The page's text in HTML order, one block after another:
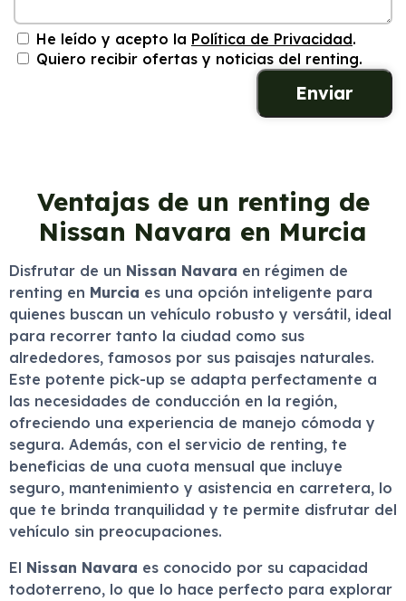
He leído y acepto la Política de Privacidad.
Quiero recibir ofertas y noticias del renting.
Ventajas de un renting de
Nissan Navara en Murcia
Disfrutar de un Nissan Navara en régimen de
renting en Murcia es una opción inteligente para
quienes buscan un vehículo robusto y versátil, ideal
para recorrer tanto la ciudad como sus
alrededores, famosos por sus paisajes naturales.
Este potente pick-up se adapta perfectamente a
las necesidades de conducción en la región,
ofreciendo una experiencia de manejo cómoda y
segura. Además, con el servicio de renting, te
beneficias de una cuota mensual que incluye
seguro, mantenimiento y asistencia en carretera, lo
que te brinda tranquilidad y te permite disfrutar del
vehículo sin preocupaciones.
El Nissan Navara es conocido por su capacidad
todoterreno, lo que lo hace perfecto para explorar